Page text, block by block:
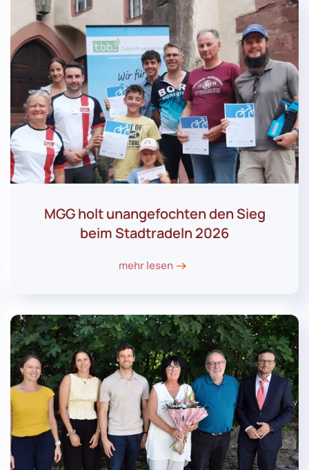
MGG holt unangefochten den Sieg
beim Stadtradeln 2026
mehr lesen